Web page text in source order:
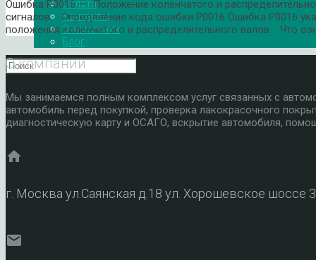
Оплата
Контакты
О компании
Блог
Ошибка P0016 — Положение коленчатого и
сигналов Определение кода ошибки P0016 Ошибка P0016
положения коленчатого и распределительного валов. Что
О компании
Мы занимаемся полным комплексом услуг связанных с
автомобиль перед покупкой, проверка лакокрасочного
диагностическую карту и ОСАГО, вскрытие автомобиля,
home
г. Москва ул.Саянская д.18 ул. Хорошевское шоссе
mail